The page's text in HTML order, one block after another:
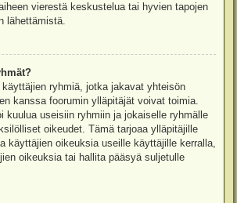
vierestä keskustelua tai hyvien tapojen
lähettämistä.
ryhmiä, jotka jakavat yhteisön
kanssa foorumin ylläpitäjät voivat toimia.
kuulua useisiin ryhmiin ja jokaiselle ryhmälle
oikeudet. Tämä tarjoaa ylläpitäjille
käyttäjien oikeuksia useille käyttäjille kerralla,
oikeuksia tai hallita pääsyä suljetulle